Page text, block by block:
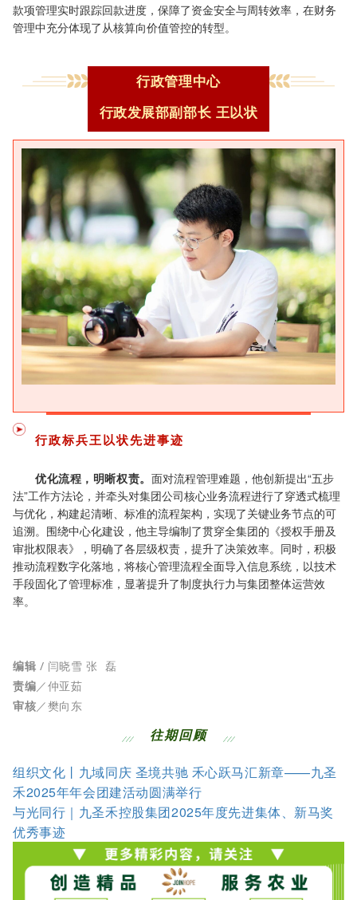
款项管理实时跟踪回款进度，保障了资金安全与周转效率，在财务
管理中充分体现了从核算向价值管控的转型。
行政管理中心
行政发展部副部长 王以状
行政标兵王以状先进事迹
优化流程，明晰权责。 面对流程管理难题，他创新提出“五步
法”工作方法论，并牵头对集团公司核心业务流程进行了穿透式梳理
与优化，构建起清晰、标准的流程架构，实现了关键业务节点的可
追溯。围绕中心化建设，他主导编制了贯穿全集团的《授权手册及
审批权限表》，明确了各层级权责，提升了决策效率。同时，积极
推动流程数字化落地，将核心管理流程全面导入信息系统，以技术
手段固化了管理标准，显著提升了制度执行力与集团整体运营效
率。
编辑 / 闫晓雪 张 磊
责编／仲亚茹
审核／樊向东
往期回顾
组织文化丨九域同庆 圣境共驰 禾心跃马汇新章——九圣
禾2025年年会团建活动圆满举行
与光同行｜九圣禾控股集团2025年度先进集体、新马奖
优秀事迹